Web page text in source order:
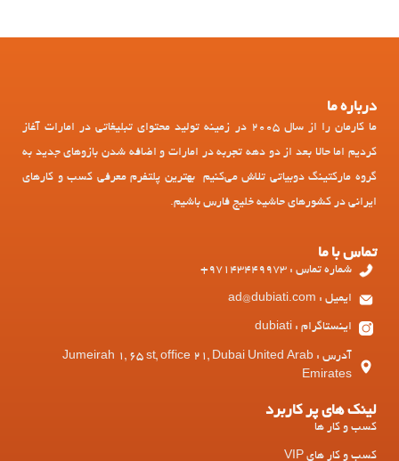
درباره ما
ما کارمان را از سال 2005 در زمینه تولید محتوای تبلیغاتی در امارات آغاز
کردیم اما حالا بعد از دو دهه تجربه در امارات و اضافه شدن بازوهای جدید به
گروه مارکتینگ دوبیاتی تلاش می‌کنیم بهترین پلتفرم معرفی کسب و کارهای
ایرانی در کشورهای حاشیه خلیج فارس باشیم.
تماس با ما
شماره تماس : 97143449973+
ایمیل : ad@dubiati.com
اینستاگرام : dubiati
آدرس : Jumeirah 1, 65 st, office 21, Dubai United Arab
Emirates
لینک های پر کاربرد
کسب و کار ها
کسب و کار های VIP